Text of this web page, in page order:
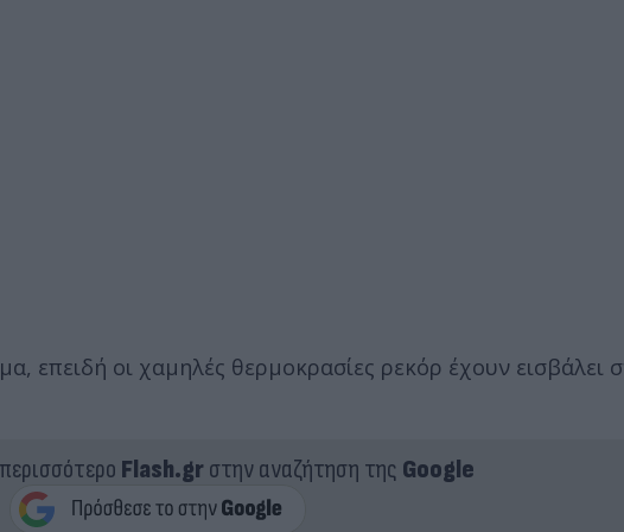
επειδή οι χαμηλές θερμοκρασίες ρεκόρ έχουν εισβάλει
Flash.grστην αναζήτηση της Google